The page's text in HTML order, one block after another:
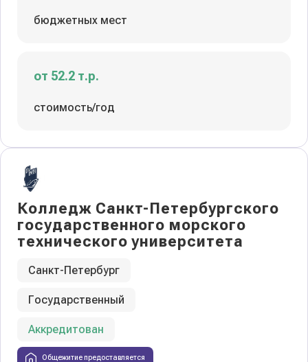
бюджетных мест
от 52.2 т.р.
стоимость/год
Колледж Санкт-Петербургского
государственного морского
технического университета
Санкт-Петербург
Государственный
Аккредитован
Общежитие предоставляется